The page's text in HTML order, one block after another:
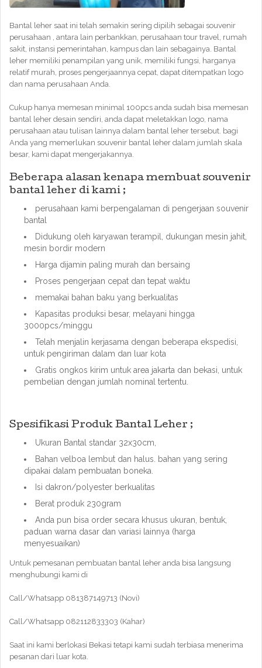
Bantal leher saat ini telah semakin sering dipilih sebagai souvenir
perusahaan , antara lain perbankkan, perusahaan tour travel, rumah
sakit, instansi pemerintahan, kampus dan lain sebagainya. Bantal
leher memiliki penampilan yang unik, memiliki fungsi, harganya
relatif murah, proses pengerjaannya cepat, dapat ditempatkan logo
dan nama perusahaan Anda.
Cukup hanya memesan minimal 100pcs anda sudah bisa memesan
bantal leher desain sendiri, anda dapat meletakkan logo, nama
perusahaan atau tulisan lainnya dalam bantal leher tersebut. bagi
Anda yang memerlukan souvenir bantal leher dalam jumlah skala
besar, kami dapat mengerjakannya.
Beberapa alasan kenapa membuat souvenir
bantal leher di kami ;
perusahaan kami berpengalaman di pengerjaan souvenir
bantal
Didukung oleh karyawan terampil, dukungan mesin jahit,
mesin bordir modern
Harga dijamin paling murah dan bersaing
Proses pengerjaan cepat dan tepat waktu
memakai bahan baku yang berkualitas
Kapasitas produksi besar, melayani hingga
3000pcs/minggu
Telah menjalin kerjasama dengan beberapa ekspedisi,
untuk pengiriman dalam dan luar kota
Gratis ongkos kirim untuk area jakarta dan bekasi, untuk
pembelian dengan jumlah nominal tertentu.
Spesifikasi Produk Bantal Leher ;
Ukuran Bantal standar 32x30cm,
Bahan velboa lembut dan halus. bahan yang sering
dipakai dalam pembuatan boneka.
Isi dakron/polyester berkualitas
Berat produk 230gram
Anda pun bisa order secara khusus ukuran, bentuk,
paduan warna dasar dan variasi lainnya (harga
menyesuaikan)
Untuk pemesanan pembuatan bantal leher anda bisa langsung
menghubungi kami di
Call/Whatsapp 081387149713 (Novi)
Call/Whatsapp 082112833303 (Kahar)
Saat ini kami berlokasi Bekasi tetapi kami sudah terbiasa menerima
pesanan dari luar kota.